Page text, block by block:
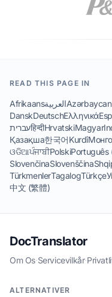
READ THIS PAGE IN
Afrikaansالعربية
DanskDeutschΕλληνικά
עבריתहिन्दीHrvatskiMagyar
Қазақша한국어Kurdî
ଓଡିଆਪੰਜਾਬੀPolskiPortuguês
SlovenčinaSlovenščina
TürkmenlerTagalogTürkçe
中文 (繁體)
DocTranslator
Om Os·Servicevilkår·
ALTERNATIVER